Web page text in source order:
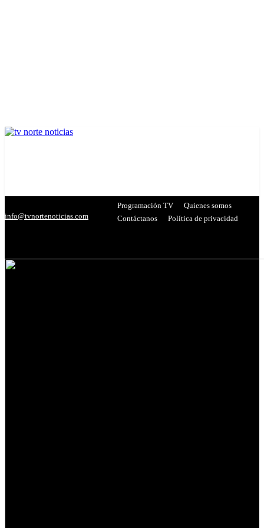
info@tvnortenoticias.com
Programación TV
Quienes somos
Contáctanos
Política de privacidad